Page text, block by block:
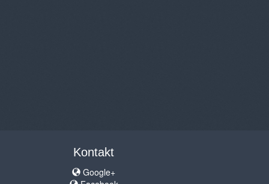
Kontakt
Google+